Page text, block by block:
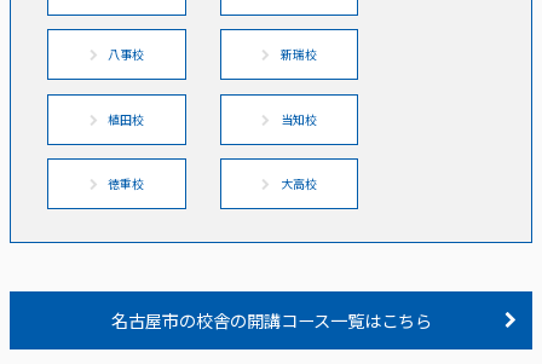
八事校 新瑞校
植田校 当知校
徳重校 大高校
名古屋市の校舎の開講コース一覧はこちら